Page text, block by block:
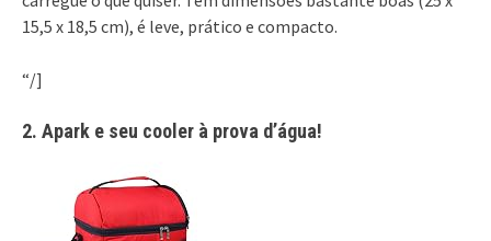
15,5 x 18,5 cm), é leve, prático e compacto.
“/]
2. Apark e seu cooler à prova d’água!